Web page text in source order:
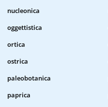
nucleonica
oggettistica
ortica
ostrica
paleobotanica
paprica